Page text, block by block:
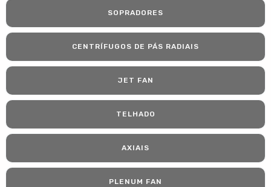
SOPRADORES
CENTRÍFUGOS DE PÁS RADIAIS
JET FAN
TELHADO
AXIAIS
PLENUM FAN